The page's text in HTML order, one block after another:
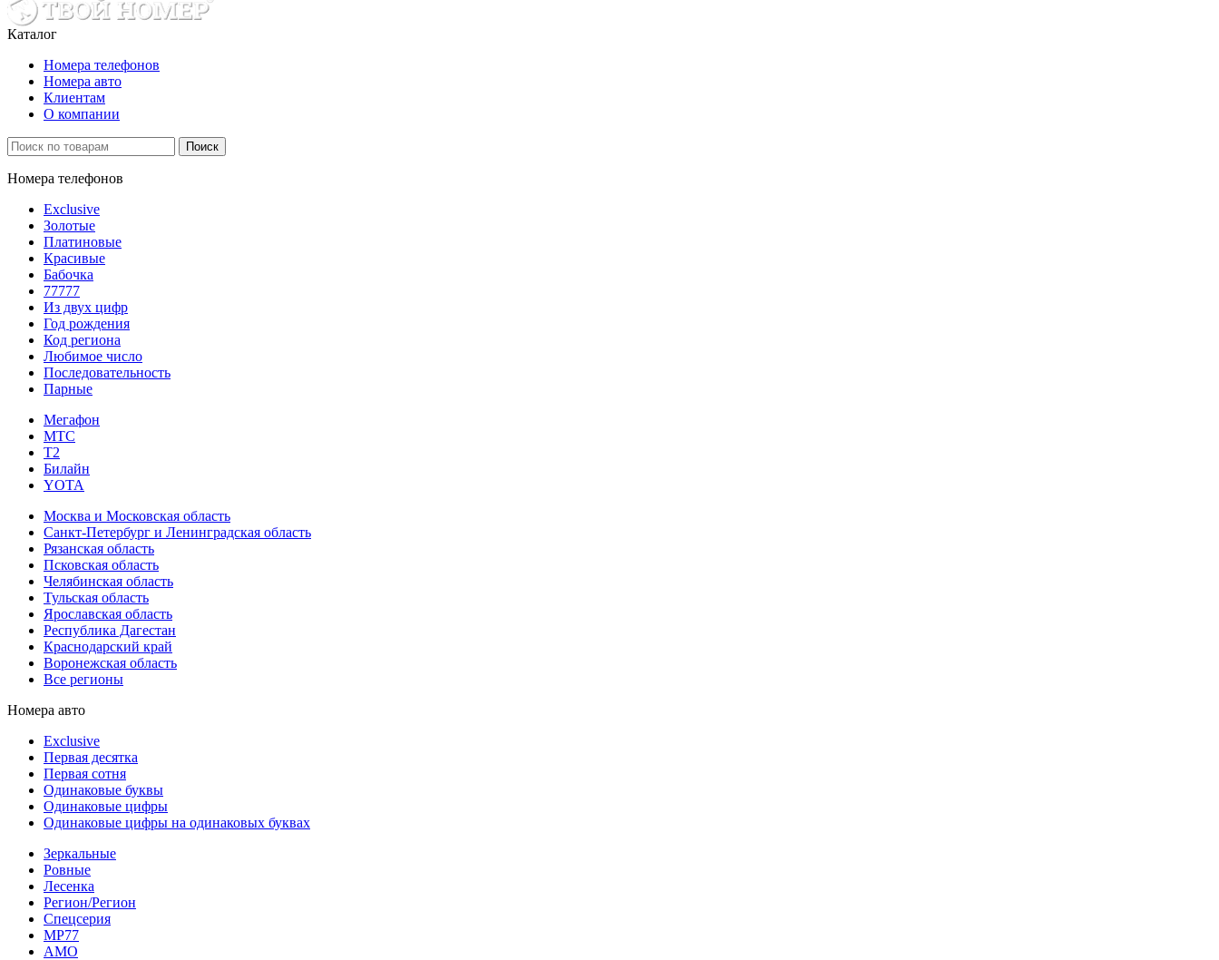
Каталог
Номера телефонов
Номера авто
Клиентам
О компании
Поиск
Номера телефонов
Exclusive
Золотые
Платиновые
Красивые
Бабочка
77777
Из двух цифр
Год рождения
Код региона
Любимое число
Последовательность
Парные
Мегафон
МТС
Т2
Билайн
YOTA
Москва и Московская область
Санкт-Петербург и Ленинградская область
Рязанская область
Псковская область
Челябинская область
Тульская область
Ярославская область
Республика Дагестан
Краснодарский край
Воронежская область
Все регионы
Номера авто
Exclusive
Первая десятка
Первая сотня
Одинаковые буквы
Одинаковые цифры
Одинаковые цифры на одинаковых буквах
Зеркальные
Ровные
Лесенка
Регион/Регион
Спецсерия
МР77
АМО